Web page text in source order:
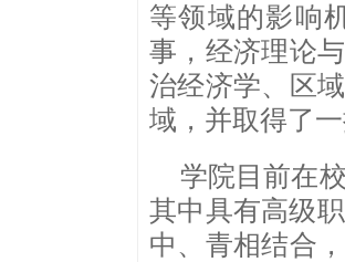
等领域的影响
事，经济理论
治经济学、区
域，并取得了
学院目前在
其中具有高级
中、青相结合